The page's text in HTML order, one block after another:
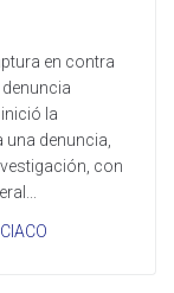
en contra
la
una denuncia,
con